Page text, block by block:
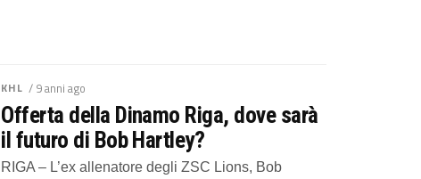
KHL / 9 anni ago
Offerta della Dinamo Riga, dove sarà
il futuro di Bob Hartley?
RIGA – L’ex allenatore degli ZSC Lions, Bob